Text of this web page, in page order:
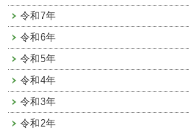
令和7年
令和6年
令和5年
令和4年
令和3年
令和2年